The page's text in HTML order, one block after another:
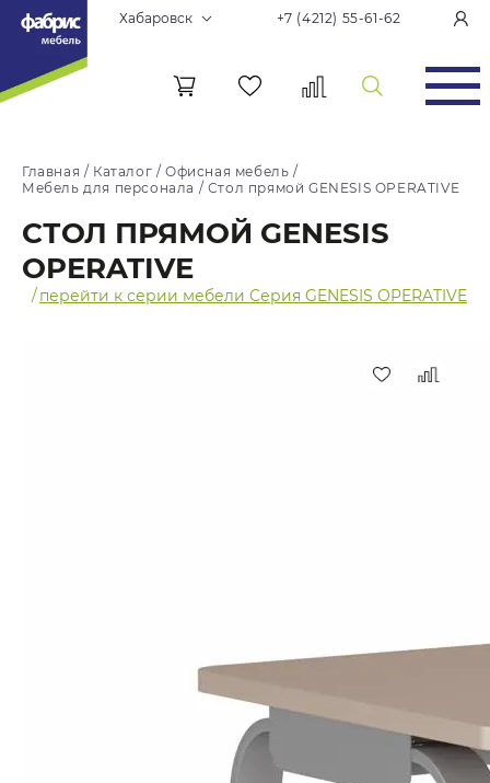
Хабаровск +7 (4212) 55-61-62
Главная / Каталог /Офисная мебель /
Мебель для персонала / Стол прямой GENESIS OPERATIVE
СТОЛ ПРЯМОЙ GENESIS
OPERATIVE
/перейти к серии мебели Серия GENESIS OPERATIVE